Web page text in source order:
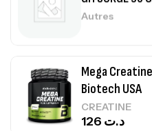
Autres
Mega
Biotech USA
CREATINE
د.ت